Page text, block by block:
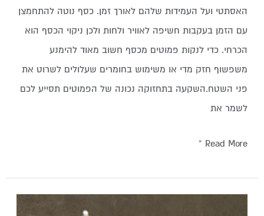
האסתטי ועל העמידות שלהם לאורך זמן. כסף נוטה להתחמצן
עם הזמן בעקבות חשיפה לאוויר ולחות ולכן ניקוי הכסף הוא
הכרחי. כדי לנקות פמוטים מכסף חשוב מאוד להימנע
משפשוף חזק מדי או משימוש בחומרים שעלולים לשרוט את
פני השטח.השקעה בתחזוקה נכונה של הפמוטים תסייע לכם
לשמר את
Read More »